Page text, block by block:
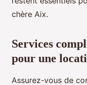
chère Aix.
Services
pour une
Assurez-vous de